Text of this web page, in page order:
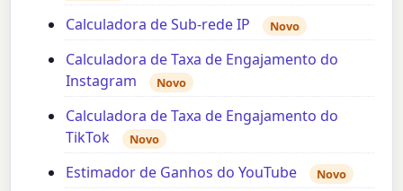
Calculadora de Sub-rede IP Novo
Calculadora de Taxa de Engajamento do
Instagram
Novo
Calculadora de Taxa de Engajamento do
TikTok
Novo
Estimador de Ganhos do YouTube Novo